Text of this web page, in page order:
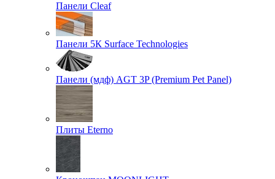
Панели Cleaf
Панели 5К Surface Technologies
Панели (мдф) AGT 3P (Premium Pet Panel)
Плиты Eterno